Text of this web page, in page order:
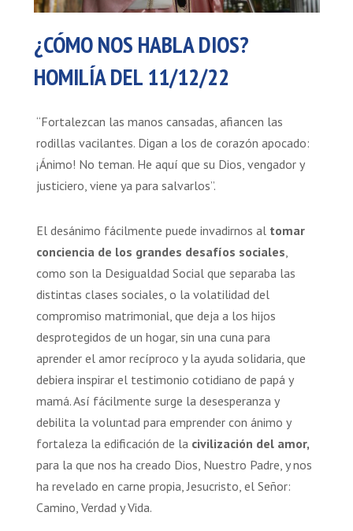
¿CÓMO NOS HABLA DIOS?
HOMILÍA DEL 11/12/22
“Fortalezcan las manos cansadas, afiancen las
rodillas vacilantes. Digan a los de corazón apocado:
¡Ánimo! No teman. He aquí que su Dios, vengador y
justiciero, viene ya para salvarlos”.
El desánimo fácilmente puede invadirnos al tomar
conciencia de los grandes desafíos sociales
como son la Desigualdad Social que separaba las
distintas clases sociales, o la volatilidad del
compromiso matrimonial, que deja a los hijos
desprotegidos de un hogar, sin una cuna para
aprender el amor recíproco y la ayuda solidaria, que
debiera inspirar el testimonio cotidiano de papá y
mamá. Así fácilmente surge la desesperanza y
debilita la voluntad para emprender con ánimo y
fortaleza la edificación de la civilización del amor,
para la que nos ha creado Dios, Nuestro Padre, y nos
ha revelado en carne propia, Jesucristo, el Señor:
Camino, Verdad y Vida.